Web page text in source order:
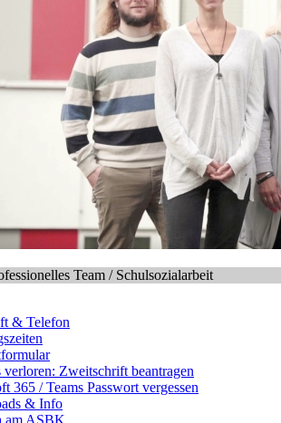
Team / Schulsozialarbeit
& Telefon
verloren: Zweitschrift beantragen
365 / Teams Passwort vergessen
& Info
am ASBK